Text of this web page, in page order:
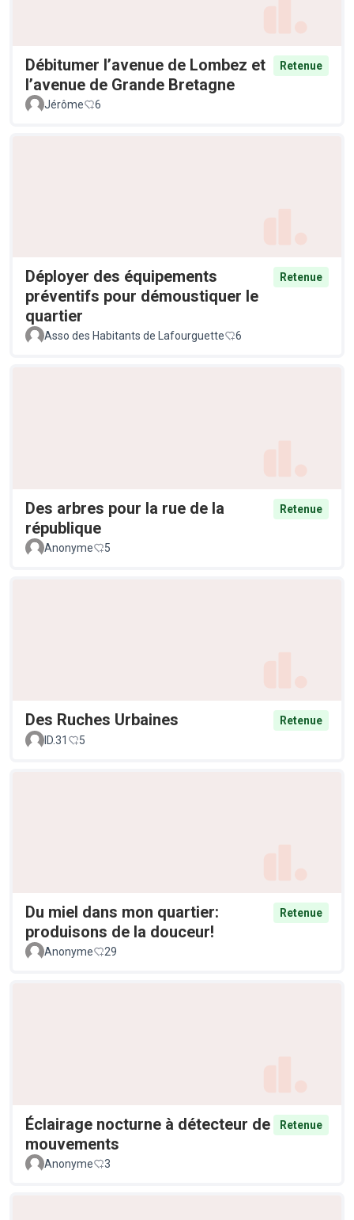
Débitumer l’avenue de Lombez et
l’avenue de Grande Bretagne
Retenue
Jérôme 6
Déployer des équipements
préventifs pour démoustiquer le
quartier
Retenue
Asso des Habitants de Lafourguette 6
Des arbres pour la rue de la
république
Retenue
Anonyme 5
Des Ruches Urbaines
Retenue
ID.31
5
Du miel dans mon quartier:
produisons de la douceur!
Retenue
Anonyme 29
Éclairage nocturne à détecteur de
mouvements
Retenue
Anonyme 3